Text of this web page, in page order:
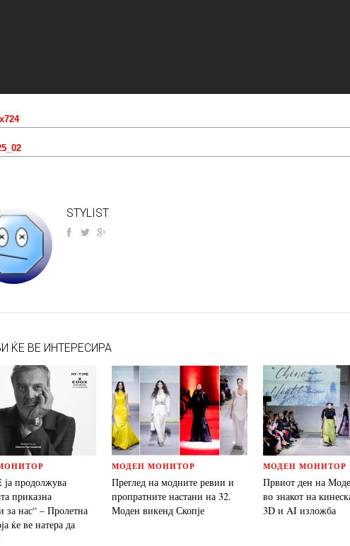
STYLIST
ЌЕ ВЕ ИНТЕРЕСИРА
продолжува
приказна
за нас“ – Пролетна
ќе ве натера да
МОДЕН МОНИТОР
Преглед на модните ревии и
пропратните настани на 32.
Моден викенд Скопје
МОДЕН МОНИТОР
Првиот ден на
во знакот на
3D и AI изложба